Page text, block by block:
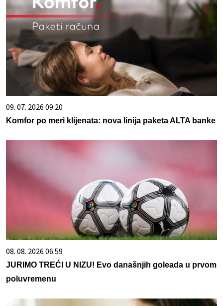
09. 07. 2026 09:20
Komfor po meri klijenata: nova linija paketa ALTA banke
08. 08. 2026 06:59
JURIMO TREĆI U NIZU! Evo današnjih goleada u prvom
poluvremenu